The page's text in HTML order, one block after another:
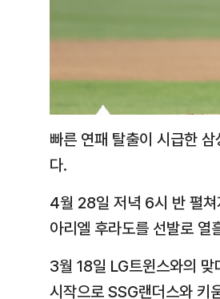
빠른 연패 탈출이 시급한
다.
4월 28일 저녁 6시 반 펼
아리엘 후라도를 선발로 열
3월 18일 LG트윈스와의
시작으로 SSG랜더스와 키